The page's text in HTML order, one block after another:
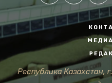
Республика Казахстан,